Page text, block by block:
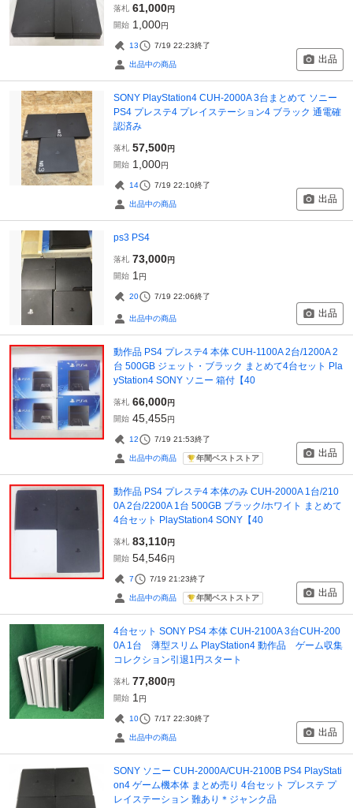
落札 61,000円
開始 1,000円
13 7/19 22:23終了
出品中の商品 出品
SONY PlayStation4 CUH-2000A 3台まとめて ソニー
PS4 プレステ4 プレイステーション4 ブラック 通電確
認済み
落札 57,500円
開始 1,000円
14 7/19 22:10終了
出品中の商品 出品
ps3 PS4
落札 73,000円
開始 1 円
20 7/19 22:06終了
出品中の商品 出品
動作品 PS4 プレステ4 本体 CUH-1100A 2台/1200A 2
台 500GB ジェット・ブラック まとめて4台セット Pla
yStation4 SONY ソニー 箱付【40
落札 66,000円
開始 45,455円
12 7/19 21:53終了
出品中の商品 年間ベストストア 出品
動作品 PS4 プレステ4 本体のみ CUH-2000A 1台/210
0A 2台/2200A 1台 500GB ブラック/ホワイト まとめて
4台セット PlayStation4 SONY【40
落札 83,110円
開始 54,546円
7 7/19 21:23終了
出品中の商品 年間ベストストア 出品
4台セット SONY PS4 本体 CUH-2100A 3台CUH-200
0A 1台 薄型スリム PlayStation4 動作品 ゲーム収集
コレクション引退1円スタート
落札 77,800円
開始 1 円
10 7/17 22:30終了
出品中の商品 出品
SONY ソニー CUH-2000A/CUH-2100B PS4 PlayStati
on4 ゲーム機本体 まとめ売り 4台セット プレステ プ
レイステーション 難あり＊ジャンク品